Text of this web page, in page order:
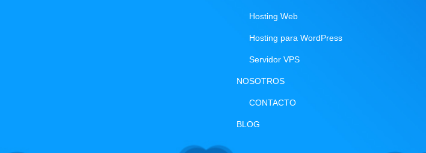
Hosting Web
Hosting para WordPress
Servidor VPS
NOSOTROS
CONTACTO
BLOG